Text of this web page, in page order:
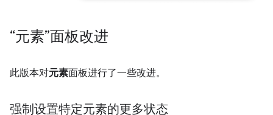
“元素”面板改进
此版本对元素面板进行了一些改进。
强制设置特定元素的更多状态